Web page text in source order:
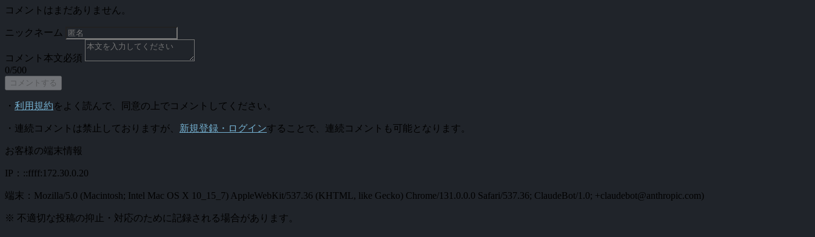
コメントはまだありません。
ニックネーム
コメント本文必須
0/500
コメントする
・ 利用規約をよく読んで、同意の上でコメントしてください。
・連続コメントは禁止しておりますが、 新規登録・ログインすることで、連続コメントも可能となります。
お客様の端末情報
IP：::ffff:172.30.0.20
端末：Mozilla/5.0 (Macintosh; Intel Mac OS X 10_15_7) AppleWebKit/537.36 (KHTML, like Gecko) Chrome/131.0.0.0 Safari/537.36; ClaudeBot/1.0; +claudebot@anthropic.com)
※ 不適切な投稿の抑止・対応のために記録される場合があります。